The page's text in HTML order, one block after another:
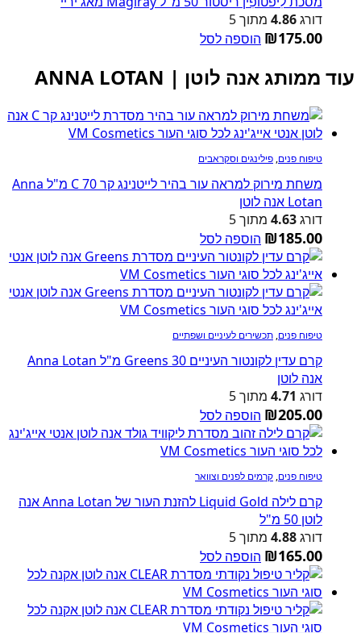
דורג4.86 מתוך 5
₪175.00 הוספה לסל
עוד ממותג אנה לוטן | ANNA LOTAN
טיפוח פנים, פילינגים וסקראבים
משחת מירוק למראה עור בהיר לייטנינג קר C 70 מ"ל Anna
Lotan אנה לוטן
דורג4.63 מתוך 5
₪185.00 הוספה לסל
טיפוח פנים, תכשירים לעיניים ושפתיים
קרם עדין לקונטור העיניים Greens 30 מ"ל Anna Lotan
אנה לוטן
דורג 4.71 מתוך 5
₪205.00 הוספה לסל
טיפוח פנים, קרמים לפנים וצוואר
קרם לילה Liquid Gold להזנת העור של Anna Lotan אנה
לוטן 50 מ"ל
דורג4.88 מתוך 5
₪165.00 הוספה לסל